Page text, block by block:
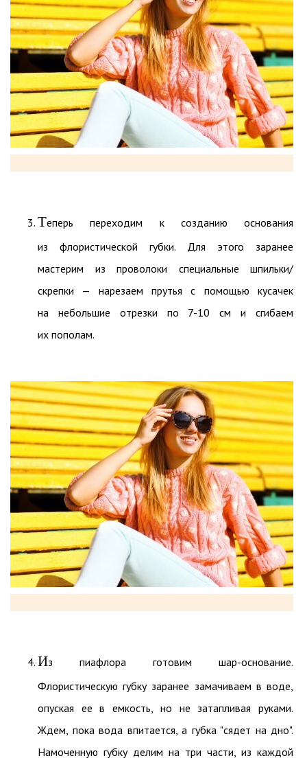
Теперь переходим к созданию основания
из флористической губки. Для этого заранее
мастерим из проволоки специальные шпильки/
скрепки — нарезаем прутья с помощью кусачек
на небольшие отрезки по 7-10 см и сгибаем
их пополам.
Из пиафлора готовим шар-основание.
Флористическую губку заранее замачиваем в воде,
опуская ее в емкость, но не затапливая руками.
Ждем, пока вода впитается, а губка "сядет на дно".
Намоченную губку делим на три части, из каждой